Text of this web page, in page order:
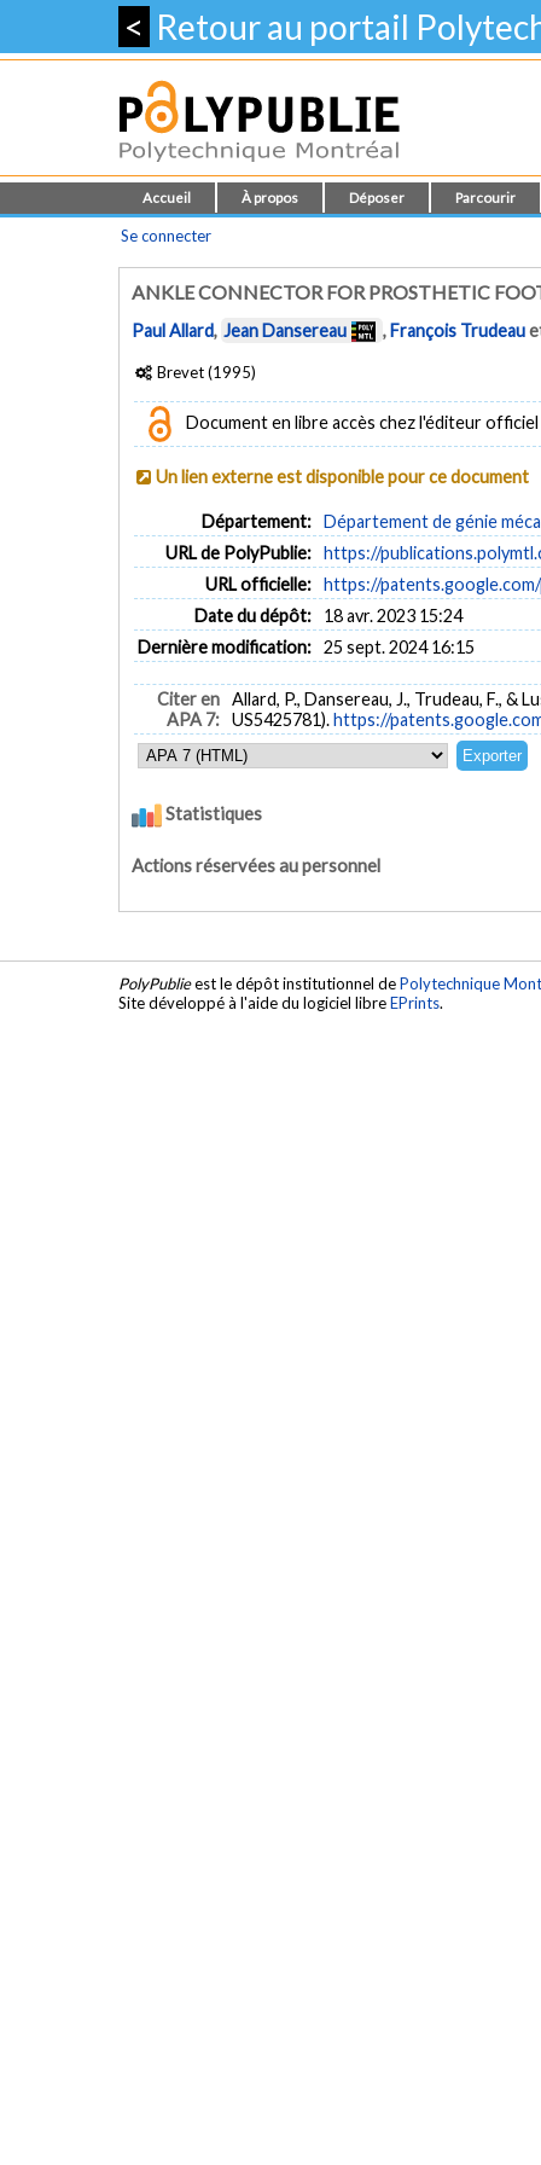
< Retour au portail
Accueil À propos Déposer Parcourir
Se connecter
ANKLE CONNECTOR FOR PROSTHETIC
Paul Allard, Jean Dansereau ,François Trudeau
Brevet (1995)
Document en libre accès chez l'éditeur officiel
Un lien externe est disponible pour ce document
Département: Département de génie
URL de PolyPublie: https://
URL officielle: https://
Date du dépôt:
18 avr. 2023 15:24
Dernière modification: 25 sept. 2024 16:15
Citer en
APA 7:
Allard, P., Dansereau, J., Trudeau, F., &
US5425781).https://
Statistiques
Actions réservées au personnel
PolyPublieest le dépôt institutionnel dePolytechnique
Site développé à l'aide du logiciel libreEPrints.